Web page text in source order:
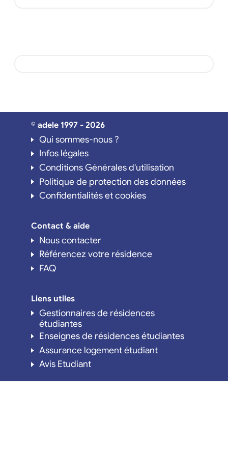
© adele 1997 - 2026
Qui sommes-nous ?
Infos légales
Conditions Générales d'utilisation
Politique de protection des données
Confidentialités et cookies
Contact & aide
Nous contacter
Référencez votre résidence
FAQ
Liens utiles
Gestionnaires de résidences
étudiantes
Enseignes de résidences étudiantes
Assurance logement étudiant
Avis Etudiant